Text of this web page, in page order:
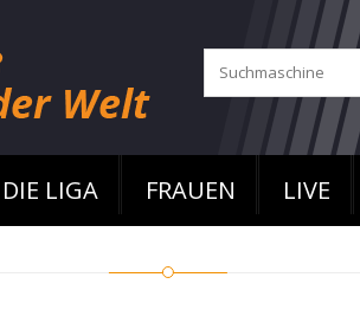
DIE LIGA FRAUEN LIVE